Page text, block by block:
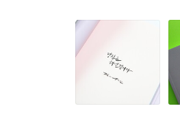
유튜브 김미경TV의
댓글로라도 남기려고
없다. 그리고 댓글은
댓글, 즉 ‘함께’하는
책도 마찬가지이다.